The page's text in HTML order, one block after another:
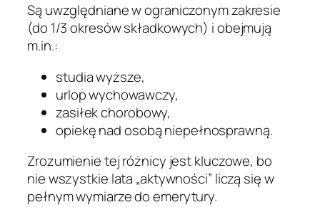
Są uwzględniane w ograniczonym zakresie
(do 1/3 okresów składkowych) i obejmują
m.in.:
studia wyższe,
urlop wychowawczy,
zasiłek chorobowy,
opiekę nad osobą niepełnosprawną.
Zrozumienie tej różnicy jest kluczowe, bo
nie wszystkie lata „aktywności” liczą się w
pełnym wymiarze do emerytury.